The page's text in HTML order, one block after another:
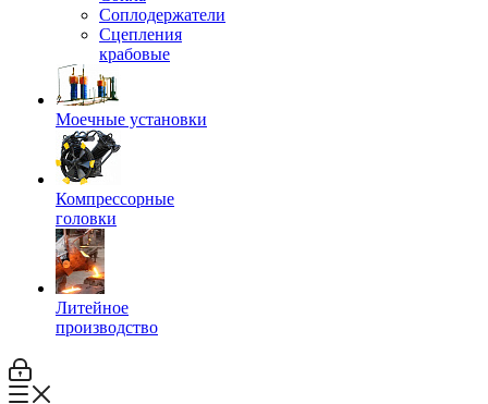
Соплодержатели
Сцепления
крабовые
Моечные установки
Компрессорные
головки
Литейное
производство